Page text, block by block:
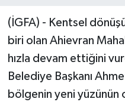
(İGFA) - Kentsel
biri olan Ahievran
hızla devam ettiğini
Belediye Başkanı
bölgenin yeni yüzünün